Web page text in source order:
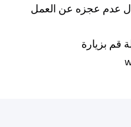
المستثمرين
عدم عجزه عن العمل
قم بزيارة